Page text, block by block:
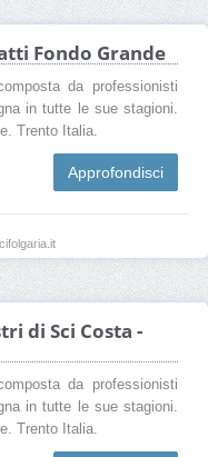
Fondo Grande
da professionisti
in tutte le sue stagioni.
Trento Italia.
Approfondisci
di Sci Costa -
da professionisti
in tutte le sue stagioni.
Trento Italia.